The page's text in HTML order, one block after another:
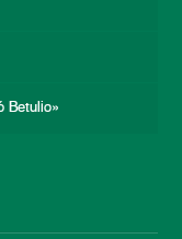
Betulio»